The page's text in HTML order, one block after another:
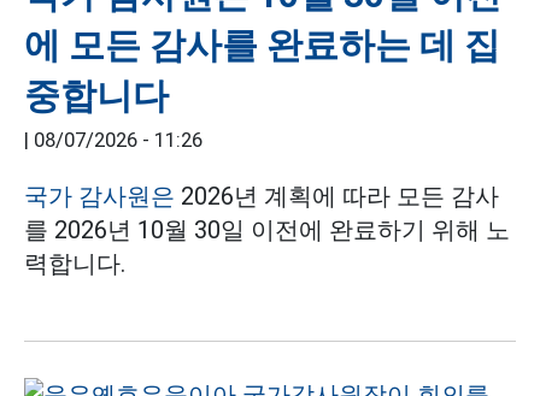
에 모든 감사를 완료하는 데 집
중합니다
| 08/07/2026 - 11:26
국가 감사원은 2026년 계획에 따라 모든 감사
를 2026년 10월 30일 이전에 완료하기 위해 노
력합니다.